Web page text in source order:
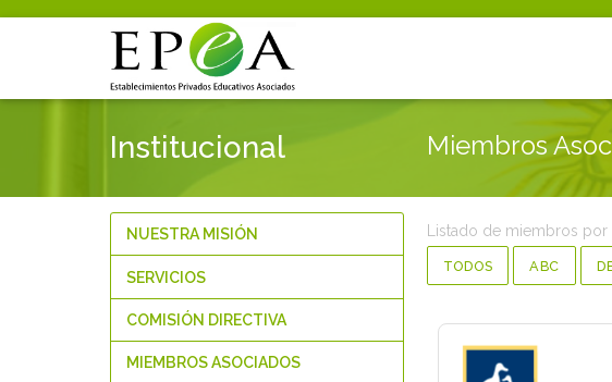
Institucional Miembros
NUESTRA MISIÓN
SERVICIOS
COMISIÓN DIRECTIVA
MIEMBROS ASOCIADOS
Listado de miembros
TODOS ABC